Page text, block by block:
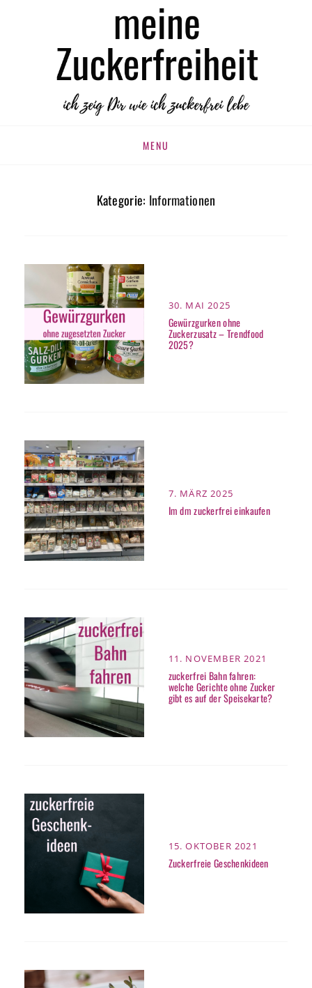
MEINE
ZUCKERFREIHEIT
zuckerfrei leben
MENU
Kategorie: Informationen
POSTED
ON
30. MAI 2025
Gewürzgurken ohne
Zuckerzusatz – Trendfood
2025?
POSTED
ON
7. MÄRZ 2025
Im dm zuckerfrei einkaufen
POSTED
ON
11. NOVEMBER 2021
zuckerfrei Bahn fahren:
welche Gerichte ohne Zucker
gibt es auf der Speisekarte?
POSTED
ON
15. OKTOBER 2021
Zuckerfreie Geschenkideen